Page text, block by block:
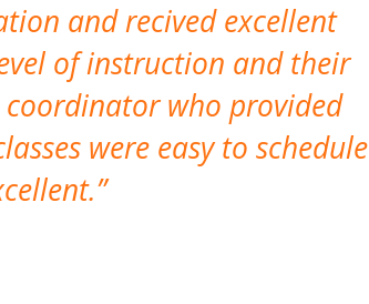
and recived excellent
of instruction and their
who provided
were easy to schedule